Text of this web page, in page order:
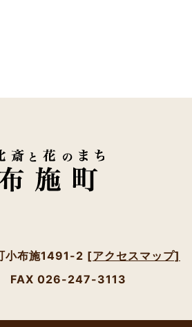
小布施1491-2 [アクセスマップ]
FAX 026-247-3113